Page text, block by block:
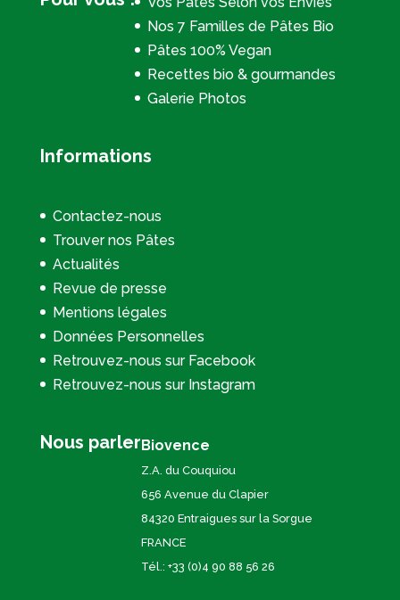
Nos 7 Familles de Pâtes Bio
Pâtes 100% Vegan
Recettes bio & gourmandes
Galerie Photos
Informations
Contactez-nous
Trouver nos Pâtes
Actualités
Revue de presse
Mentions légales
Données Personnelles
Retrouvez-nous sur Facebook
Retrouvez-nous sur Instagram
Nous parlerBiovence
Z.A. du Couquiou
656 Avenue du Clapier
84320 Entraigues sur la Sorgue
FRANCE
Tél.: +33 (0)4 90 88 56 26